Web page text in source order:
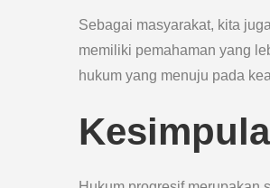
Sebagai masyarakat, kita
memiliki pemahaman yang
hukum yang menuju pada